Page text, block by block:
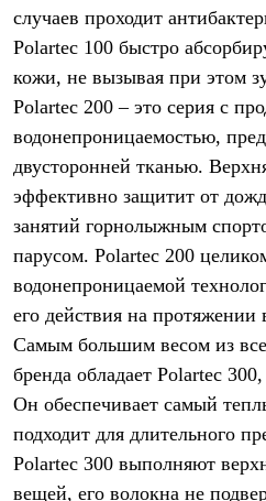
случаев проходит
Polartec 100 быстро
кожи, не вызывая при этом
Polartec 200 – это серия с
водонепроницаемостью,
двусторонней тканью.
эффективно защитит от
занятий горнолыжным
парусом. Polartec 200
водонепроницаемой
его действия на
Самым большим весом из
бренда обладает Polartec
Он обеспечивает самый
подходит для длительного
Polartec 300 выполняют
вещей, его волокна не